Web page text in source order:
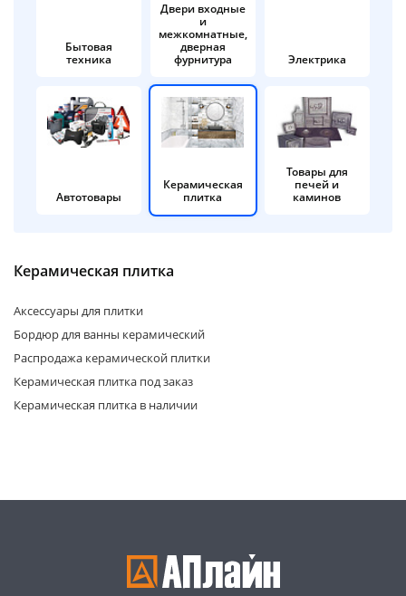
Бытовая
техника
Двери входные
и
межкомнатные,
дверная
фурнитура
Электрика
Автотовары
Керамическая
плитка
Товары для
печей и
каминов
Керамическая плитка
Аксессуары для плитки
Бордюр для ванны керамический
Распродажа керамической плитки
Керамическая плитка под заказ
Керамическая плитка в наличии
раз в 2
недели
Остались вопросы?
8 800 302-02-51
plait.ru